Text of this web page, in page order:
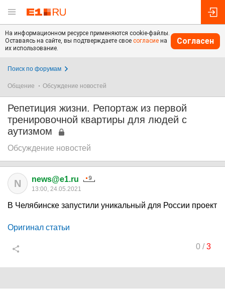
На информационном ресурсе применяются cookie-файлы.
Оставаясь на сайте, вы подтверждаете свое согласие на
их использование.
Согласен
Поиск по форумам
Общение Обсуждение новостей
Репетиция жизни. Репортаж из первой
тренировочной квартиры для людей с
аутизмом
Обсуждение новостей
N news@e1.ru
13:00, 24.05.2021
В Челябинске запустили уникальный для России проект
Оригинал статьи
0/3